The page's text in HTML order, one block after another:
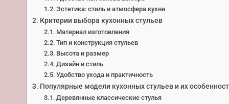
Эстетика: стиль и атмосфера кухни
Критерии выбора кухонных стульев
Материал изготовления
Тип и конструкция стульев
Высота и размер
Дизайн и стиль
Удобство ухода и практичность
Популярные модели кухонных стульев и их
Деревянные классические стулья